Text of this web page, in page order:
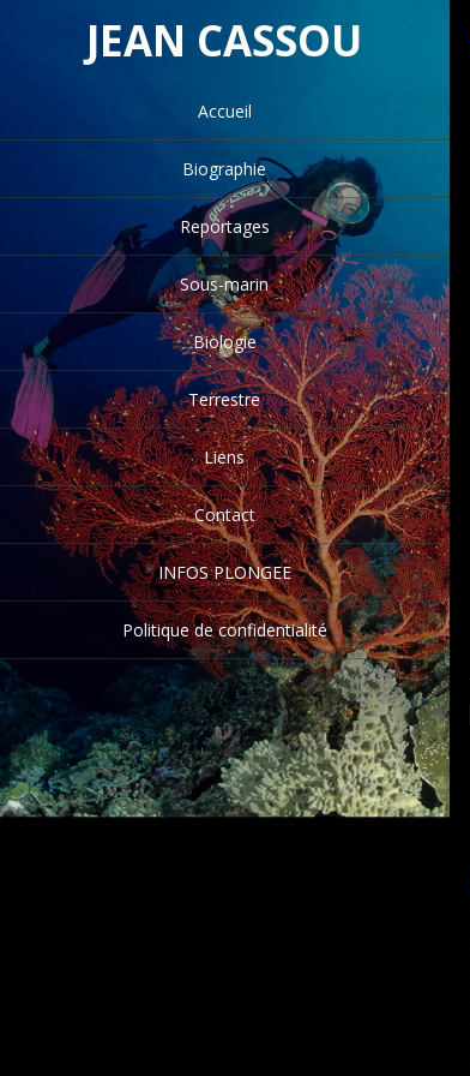
JEAN CASSOU
Accueil
Biographie
Reportages
Sous-marin
Biologie
Terrestre
Liens
Contact
INFOS PLONGEE
Politique de confidentialité